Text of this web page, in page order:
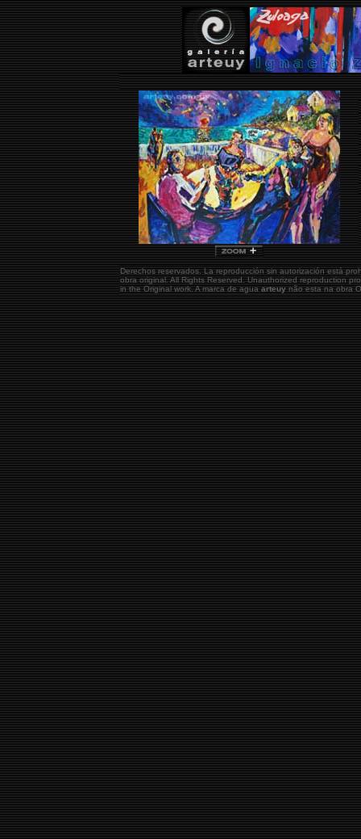
Derechos reservados. La reproducción sin autorización está
obra original.All Rights Reserved. Unauthorized reproduction
in the Original work. A marca de aguaarteuynão esta na obra